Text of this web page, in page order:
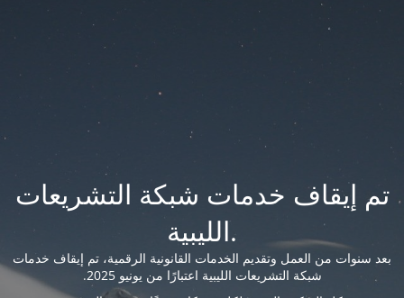
تم إيقاف خدمات شبكة التشريعات
الليبية.
بعد سنوات من العمل وتقديم الخدمات القانونية الرقمية، تم إيقاف خدمات
شبكة التشريعات الليبية اعتبارًا من يونيو 2025.